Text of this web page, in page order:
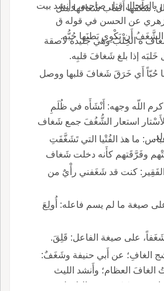
بالطِّحال قتل صاحبه، وأَنشد بيت
عن الحسن في قوله ق
الشَّغَفُ أَن يَكْوِي بَطنَها حُبُّه.
شَغَفَها أَصاب شَغافها مثل
ه الخِلْبُ وهي جُليدة لاصقة
خَلبَه إذا بلغ شَغافَ قلبِه.
حُبّاً أَي خَرَقَ شَغافَ قلبها ووصل
اللّه وجهه: أَنْشَأَه في ظُلَمِ
استعار الشُّغُفَ جمع شَغاف
ما هذ الفُتْيا التي تَشَغَّفَتِ
وفَرَّقَتهم كأَنه دخلت شَغاف
كنت قد شَغَفني رأْيٌ من
صيغة ما لم يسم فاعله: أُولِعَ
على صيغة الفاعل: قَلِقَ.
الغافِ؛ عن أَبي حنيفة وشَغَفٌ:
الغافَ العظام؛ وأَنشد الليث
من شَغَفٍ وفي البلاد لهم